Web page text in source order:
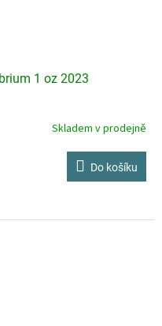
1 oz 2023
Skladem v prodejně
Do košíku